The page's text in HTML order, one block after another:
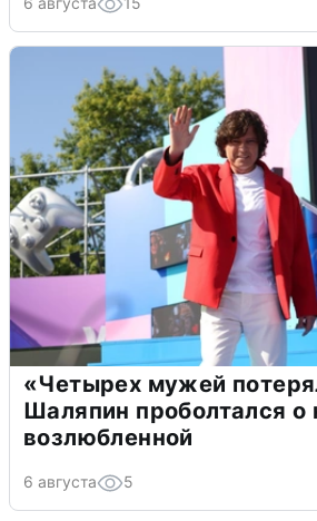
«Четырех мужей
Шаляпин проболтался о
возлюбленной
6 августа 5